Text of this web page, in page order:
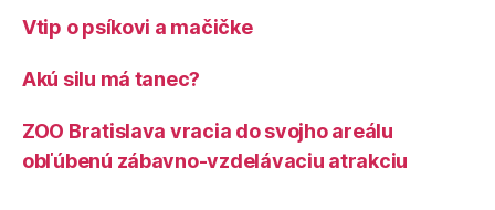
Vtip o psíkovi a mačičke
Akú silu má tanec?
ZOO Bratislava vracia do svojho areálu
obľúbenú zábavno-vzdelávaciu atrakciu